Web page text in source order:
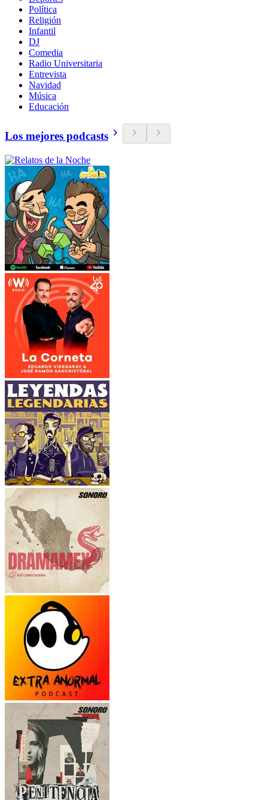
Política
Religión
Infantil
DJ
Comedia
Radio Universitaria
Entrevista
Navidad
Música
Educación
Los mejores podcasts